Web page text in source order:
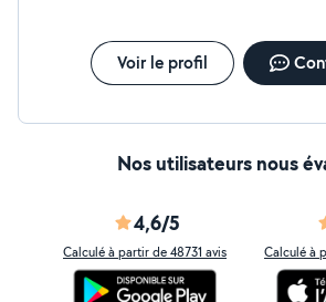
Voir le profil
Nos utilisateurs nous
4,6/5
Calculé à partir de 48731 avis Calculé à